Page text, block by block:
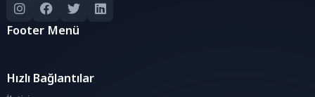
Footer Menü
Hızlı Bağlantılar